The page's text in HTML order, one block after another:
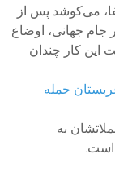
می‌کوشد پس از
جهانی، اوضاع
این کار چندان
حمله
به
است.